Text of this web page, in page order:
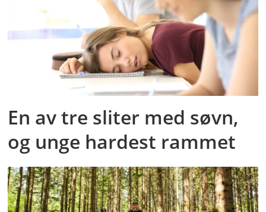
En av tre sliter med søvn,
og unge hardest rammet